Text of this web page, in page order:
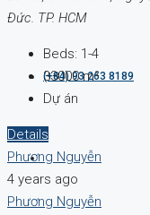
(+84) 93 263 8189
Đức. TP. HCM
Beds: 1-4
33000 m²
Dự án
Details
Phương Nguyễn
4 years ago
Phương Nguyễn